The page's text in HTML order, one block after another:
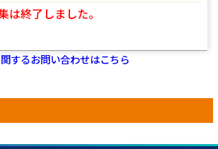
は終了しました。
するお問い合わせはこちら